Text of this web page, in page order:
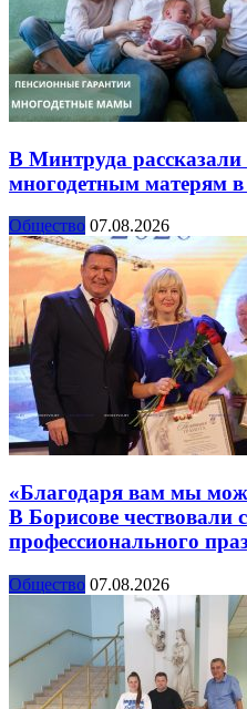
В Минтруда
многодетным матерям в
Общество 07.08.2026
«Благодаря вам мы
В Борисове чествовали
профессионального
Общество 07.08.2026